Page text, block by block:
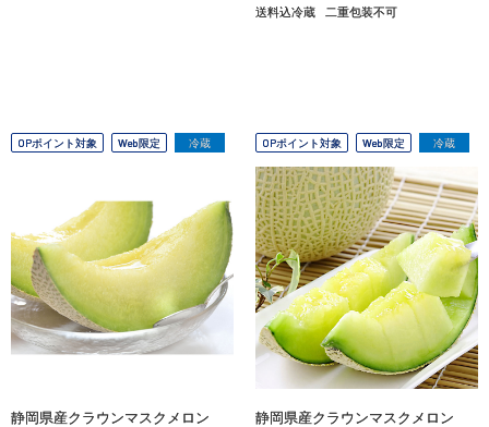
送料込冷蔵 二重包装不可
OPポイント対象 Web限定 冷蔵
静岡県産クラウンマスクメロン
OPポイント対象 Web限定 冷蔵
静岡県産クラウンマスクメロン